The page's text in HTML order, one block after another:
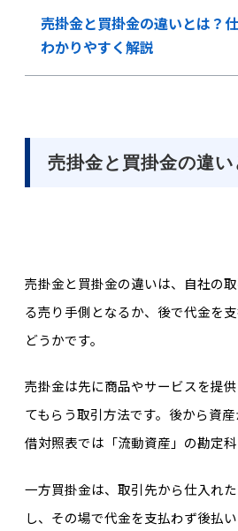
売掛金と買掛金の違いとは？
わかりやすく解説
売掛金と買掛金の違い
売掛金と買掛金の違いは、自社の
る売り手側となるか、後で代金を
どうかです。
売掛金は先に商品やサービスを提
てもらう取引方法です。後から資
借対照表では「流動資産」の勘定科
一方買掛金は、取引先から仕入れ
し、その場で代金を支払わず後払